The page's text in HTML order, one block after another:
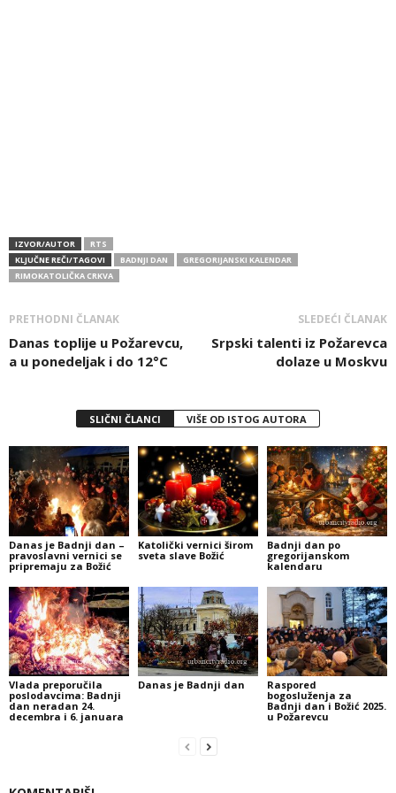
IZVOR/AUTOR
RTS
KLJUČNE REČI/TAGOVI
BADNJI DAN
GREGORIJANSKI KALENDAR
RIMOKATOLIČKA CRKVA
PRETHODNI ČLANAK
Danas toplije u Požarevcu,
a u ponedeljak i do 12°C
SLEDEĆI ČLANAK
Srpski talenti iz Požarevca
dolaze u Moskvu
SLIČNI ČLANCI VIŠE OD ISTOG AUTORA
Danas je Badnji dan –
pravoslavni vernici se
pripremaju za Božić
Katolički vernici širom
sveta slave Božić
Badnji dan po
gregorijanskom
kalendaru
Vlada preporučila
poslodavcima: Badnji
dan neradan 24.
decembra i 6. januara
Danas je Badnji dan
Raspored
bogosluženja za
Badnji dan i Božić 2025.
u Požarevcu